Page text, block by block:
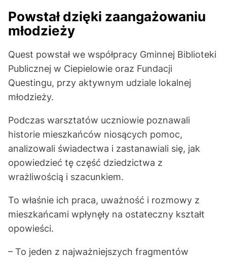
Powstał dzięki zaangażowaniu
młodzieży
Quest powstał we współpracy Gminnej Biblioteki
Publicznej w Ciepielowie oraz Fundacji
Questingu, przy aktywnym udziale lokalnej
młodzieży.
Podczas warsztatów uczniowie poznawali
historie mieszkańców niosących pomoc,
analizowali świadectwa i zastanawiali się, jak
opowiedzieć tę część dziedzictwa z
wrażliwością i szacunkiem.
To właśnie ich praca, uważność i rozmowy z
mieszkańcami wpłynęły na ostateczny kształt
opowieści.
– To jeden z najważniejszych fragmentów